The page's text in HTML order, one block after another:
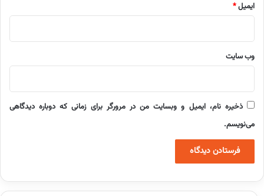
ایمیل*
وب‌ سایت
ذخیره نام، ایمیل و وبسایت من در مرورگر برای زمانی که دوباره دیدگاهی
می‌نویسم.